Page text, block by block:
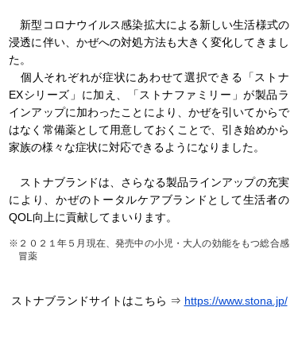
新型コロナウイルス感染拡大による新しい生活様式の
浸透に伴い、かぜへの対処方法も大きく変化してきまし
た。
個人それぞれが症状にあわせて選択できる「ストナ
EXシリーズ」に加え、「ストナファミリー」が製品ラ
インアップに加わったことにより、かぜを引いてからで
はなく常備薬として用意しておくことで、引き始めから
家族の様々な症状に対応できるようになりました。
ストナブランドは、さらなる製品ラインアップの充実
により、かぜのトータルケアブランドとして生活者の
QOL向上に貢献してまいります。
※２０２１年５月現在、発売中の小児・大人の効能をもつ総合感
冒薬
ストナブランドサイトはこちら ⇒ https://www.stona.jp/